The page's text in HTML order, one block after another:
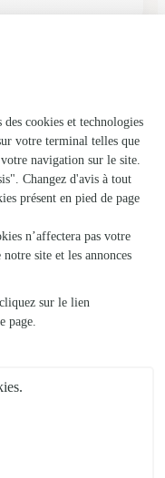
la…
recommande.